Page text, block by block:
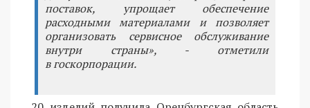
поставок, упрощает обеспечение
расходными материалами и позволяет
организовать сервисное обслуживание
внутри страны», - отметили
в госкорпорации.